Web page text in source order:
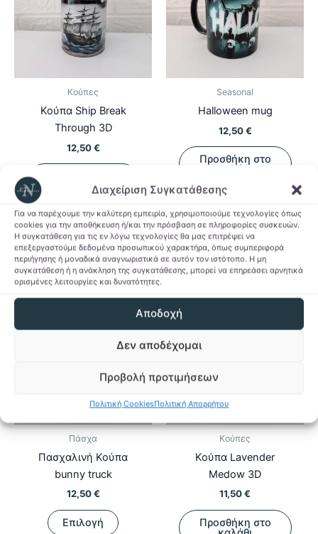
Διαχείριση Συγκατάθεσης
Για να παρέχουμε την καλύτερη εμπειρία, χρησιμοποιούμε τεχνολογίες όπως
cookies για την αποθήκευση ή/και την πρόσβαση σε πληροφορίες συσκευών.
Η συγκατάθεση για τις εν λόγω τεχνολογίες θα μας επιτρέψει να
επεξεργαστούμε δεδομένα προσωπικού χαρακτήρα, όπως συμπεριφορά
περιήγησης ή μοναδικά αναγνωριστικά σε αυτόν τον ιστότοπο. Η μη
συγκατάθεση ή η ανάκληση της συγκατάθεσης, μπορεί να επηρεάσει αρνητικά
ορισμένες λειτουργίες και δυνατότητες.
Αποδοχή
Δεν αποδέχομαι
Προβολή προτιμήσεων
Πολιτική CookiesΠολιτική Απορρήτου
Κούπες
Κούπα Ship Break
Through 3D
12,50€
καλάθι
Προσθήκη στη Λίστα
Επιθυμιών
Seasonal
Halloween mug
12,50€
Προσθήκη στο
καλάθι
Επιθυμιών
Πάσχα
Πασχαλινή Κούπα
bunny truck
12,50€
Επιλογή
το
Κούπες
Κούπα Lavender
Medow 3D
11,50€
Προσθήκη στο